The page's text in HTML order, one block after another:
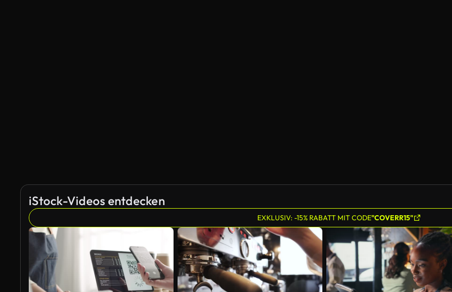
iStock-Videos entdecken
EXKLUSIV: -15% RABATT MIT CODE"COVERR15"